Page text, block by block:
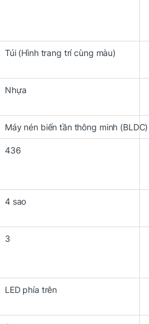
Túi (Hình trang trí cùng màu)
Nhựa
Máy nén biến tần thông minh (BLDC)
436
4 sao
3
LED phía trên